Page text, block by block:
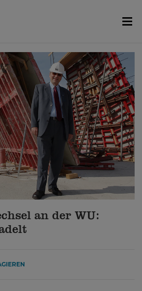
an der WU: